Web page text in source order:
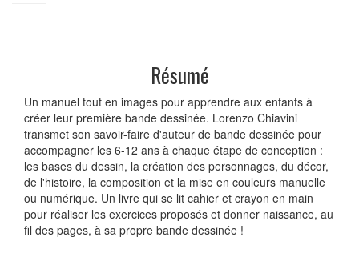
Résumé
Un manuel tout en images pour apprendre aux enfants à
créer leur première bande dessinée. Lorenzo Chiavini
transmet son savoir-faire d'auteur de bande dessinée pour
accompagner les 6-12 ans à chaque étape de conception :
les bases du dessin, la création des personnages, du décor,
de l'histoire, la composition et la mise en couleurs manuelle
ou numérique. Un livre qui se lit cahier et crayon en main
pour réaliser les exercices proposés et donner naissance, au
fil des pages, à sa propre bande dessinée !